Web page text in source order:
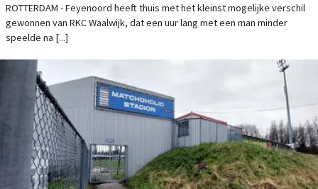
ROTTERDAM - Feyenoord heeft thuis met het kleinst mogelijke verschil
gewonnen van RKC Waalwijk, dat een uur lang met een man minder
speelde na [...]